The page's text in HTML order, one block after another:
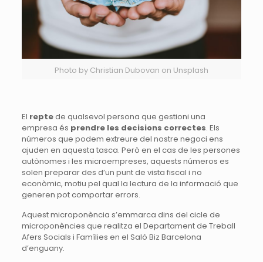
Photo by Christian Dubovan on Unsplash
El reptede qualsevol persona que gestioni una
empresa és prendre les decisions correctes. Els
números que podem extreure del nostre negoci ens
ajuden en aquesta tasca. Però en el cas de les persones
autònomes i les microempreses, aquests números es
solen preparar des d’un punt de vista fiscal i no
econòmic, motiu pel qual la lectura de la informació que
generen pot comportar errors.
Aquest microponència s’emmarca dins del cicle de
microponències que realitza el Departament de Treball
Afers Socials i Famílies en el Saló Biz Barcelona
d’enguany.